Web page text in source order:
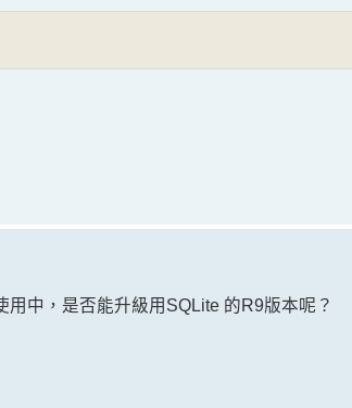
中，是否能升級用SQLite 的R9版本呢？